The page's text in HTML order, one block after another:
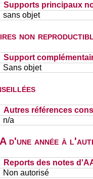
Supports principaux
sans objet
non
Support
Sans objet
Autres références
n/a
d'une année à
Reports des notes
Non autorisé